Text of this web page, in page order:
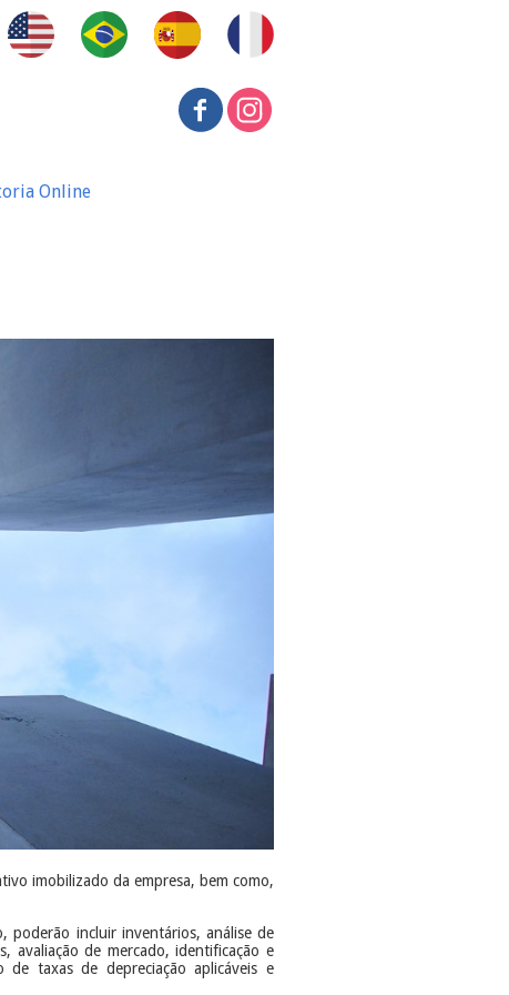
Online
imobilizado da empresa, bem como,
poderão incluir inventários, análise de
avaliação de mercado, identificação e
taxas de depreciação aplicáveis e